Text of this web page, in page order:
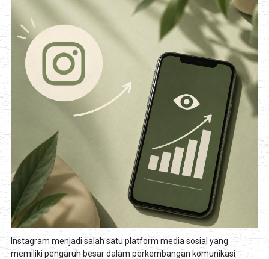
Instagram menjadi salah satu platform media sosial yang
memiliki pengaruh besar dalam perkembangan komunikasi